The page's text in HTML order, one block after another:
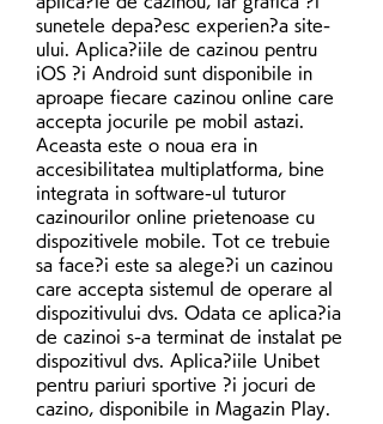
sunetele depa?esc experien?a site-
ului. Aplica?iile de cazinou pentru
iOS ?i Android sunt disponibile in
aproape fiecare cazinou online care
accepta jocurile pe mobil astazi.
Aceasta este o noua era in
accesibilitatea multiplatforma, bine
integrata in software-ul tuturor
cazinourilor online prietenoase cu
dispozitivele mobile. Tot ce trebuie
sa face?i este sa alege?i un cazinou
care accepta sistemul de operare al
dispozitivului dvs. Odata ce aplica?ia
de cazinoi s-a terminat de instalat pe
dispozitivul dvs. Aplica?iile Unibet
pentru pariuri sportive ?i jocuri de
cazino, disponibile in Magazin Play.